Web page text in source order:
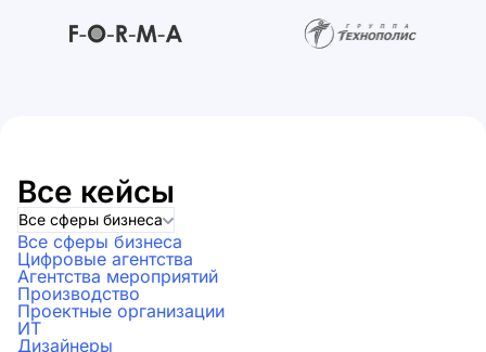
Все кейсы
Все сферы бизнеса
Все сферы бизнеса
Цифровые агентства
Агентства мероприятий
Производство
Проектные организации
ИТ
Дизайнеры